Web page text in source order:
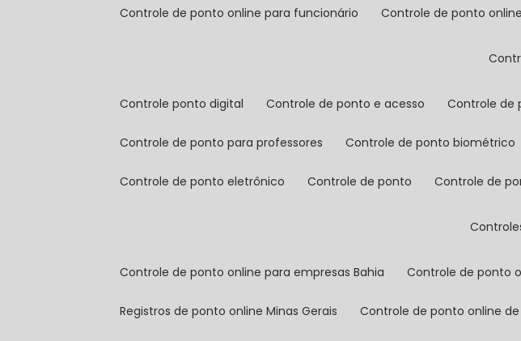
controle de ponto online para funcionário controle de ponto
controle ponto digital controle de ponto e acesso controle
controle de ponto para professores controle de ponto biométrico
controle de ponto eletrônico controle de ponto controle de
controle de ponto online para empresas Bahia controle de ponto
registros de ponto online Minas Gerais controle de ponto online